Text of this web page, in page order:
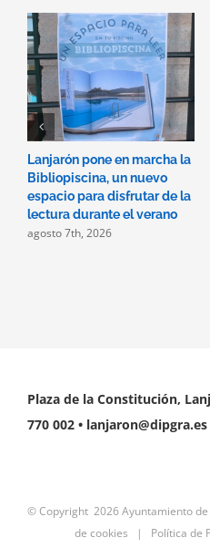
Lanjarón pone en marcha la
Bibliopiscina, un nuevo
espacio para disfrutar de la
lectura durante el verano
agosto 7th, 2026
Plaza de la Constitución,
770 002 • lanjaron@dipgra.es
© Copyright 2026 Ayuntamiento
de cookies | Política de